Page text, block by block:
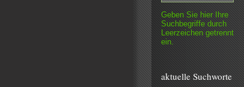
Geben Sie hier Ihre
Such­begriffe durch
Leer­zeichen getrennt
ein.
aktuelle Suchworte